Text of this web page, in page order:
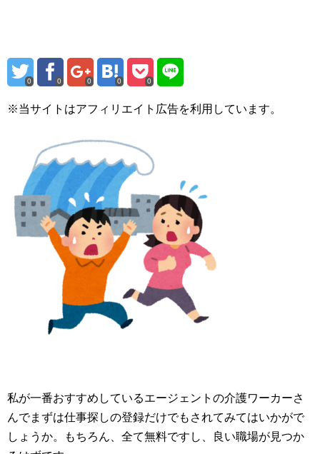
0 0 0 0 0
※当サイトはアフィリエイト広告を利用しています。
私が一番おすすめしているエージェントの介護ワーカーさ
んでまずは仕事探しの登録だけでもされてみてはいかがで
しょうか。もちろん、全て無料ですし、良い職場が見つか